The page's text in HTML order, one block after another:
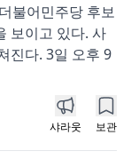
불어민주당 후보
보이고 있다. 사
진다. 3일 오후 9
샤라웃 보관